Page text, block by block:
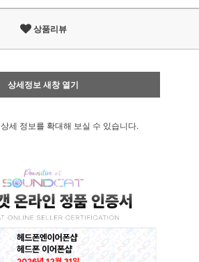
상품리뷰
상세정보 새창 열기
상세 정보를 확대해 보실 수 있습니다.